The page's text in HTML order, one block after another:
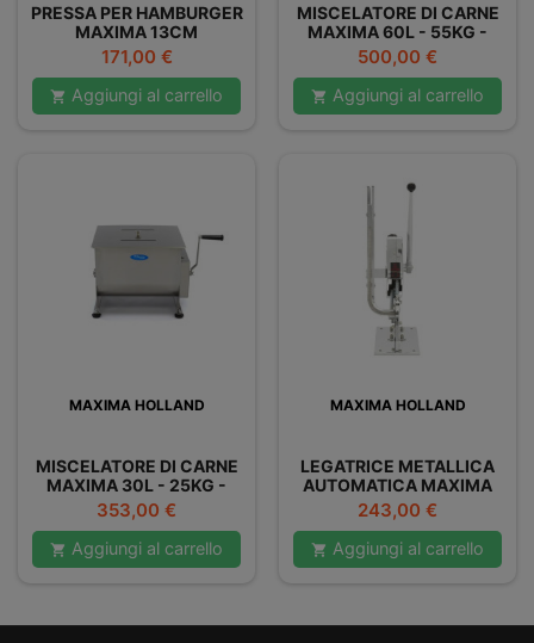
PRESSA PER HAMBURGER
MAXIMA 13CM
Prezzo
171,00 €
 Aggiungi al carrello
MISCELATORE DI CARNE
MAXIMA 60L - 55KG -
DOPPIO
Prezzo
500,00 €
 Aggiungi al carrello
MAXIMA HOLLAND
MISCELATORE DI CARNE
MAXIMA 30L - 25KG -
DOPPIO
Prezzo
353,00 €
 Aggiungi al carrello
MAXIMA HOLLAND
LEGATRICE METALLICA
AUTOMATICA MAXIMA
Prezzo
243,00 €
 Aggiungi al carrello